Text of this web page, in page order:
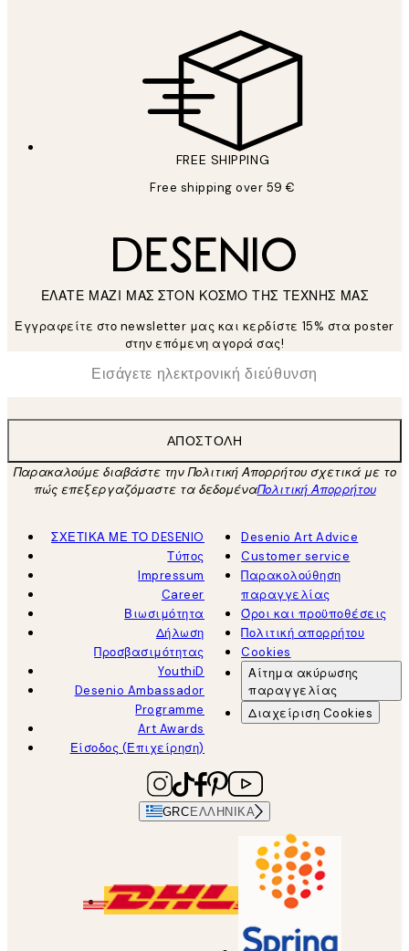
FREE SHIPPING
Free shipping over 59 €
ΕΛΑΤΕ ΜΑΖΙ ΜΑΣ ΣΤΟΝ ΚΟΣΜΟ ΤΗΣ ΤΕΧΝΗΣ ΜΑΣ
Εγγραφείτε στο newsletter μας και κερδίστε 15% στα poster
στην επόμενη αγορά σας!
Ηλεκτρονική Διεύθυνση
ΑΠΟΣΤΟΛΉ
Παρακαλούμε διαβάστε την Πολιτική Απορρήτου σχετικά με το
πώς επεξεργαζόμαστε τα δεδομέναΠολιτική Απορρήτου
ΣΧΕΤΙΚΑ ΜΕ ΤΟ DESENIO
Τύπος
Impressum
Career
Βιωσιμότητα
Δήλωση
Προσβασιμότητας
YouthiD
Desenio Ambassador
Programme
Art Awards
Είσοδος (Επιχείρηση)
Desenio Art Advice
Customer service
Παρακολούθηση
παραγγελίας
Όροι και προϋποθέσεις
Πολιτική απορρήτου
Cookies
Αίτημα ακύρωσης
παραγγελίας
Διαχείριση Cookies
GRCΕΛΛΗΝΙΚΆ